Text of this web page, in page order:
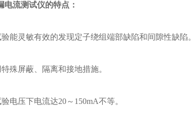
电流测试仪的特点：
能灵敏有效的发现定子绕组端部缺陷和间隙性缺陷。
殊屏蔽、隔离和接地措施。
电压下电流达20～150mA不等。